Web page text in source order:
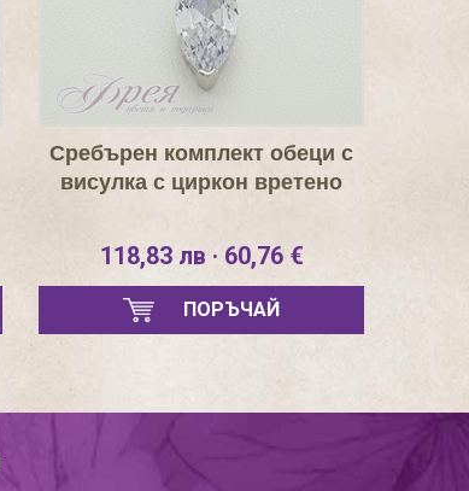
Сребърен комплект обеци с
висулка с циркон вретено
118,83 лв · 60,76 €
ПОРЪЧАЙ